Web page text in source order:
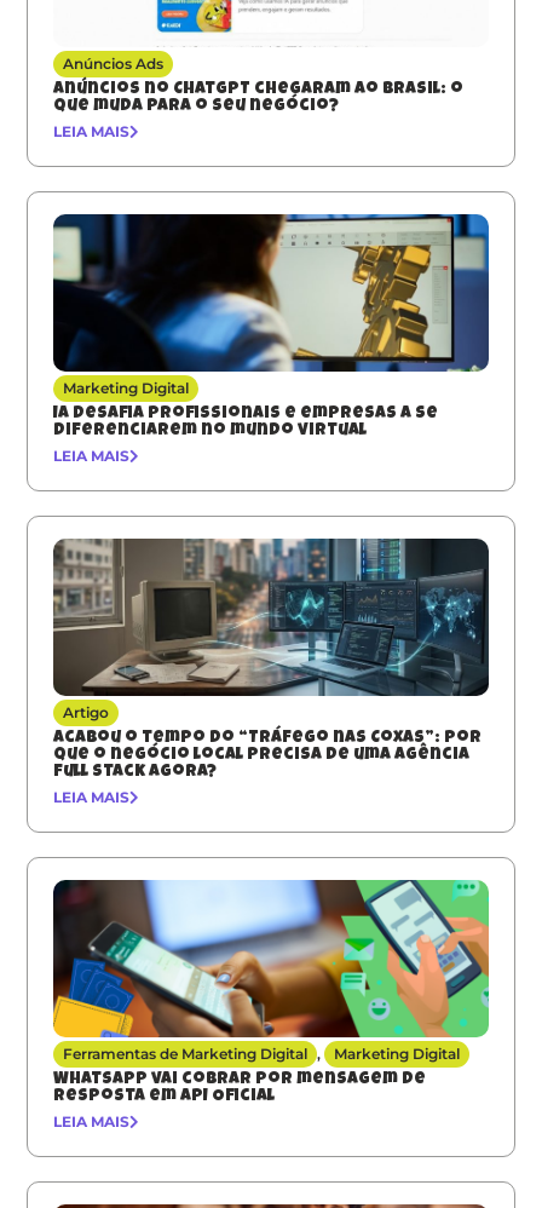
Anúncios Ads
Anúncios no ChatGPT chegaram ao Brasil: o
que muda para o seu negócio?
LEIA MAIS
Marketing Digital
IA desafia profissionais e empresas a se
diferenciarem no mundo virtual
LEIA MAIS
Artigo
Acabou o tempo do “Tráfego nas Coxas”: Por
que o negócio local precisa de uma agência
full stack agora?
LEIA MAIS
Ferramentas de Marketing Digital , Marketing Digital
Whatsapp vai cobrar por mensagem de
resposta em API Oficial
LEIA MAIS